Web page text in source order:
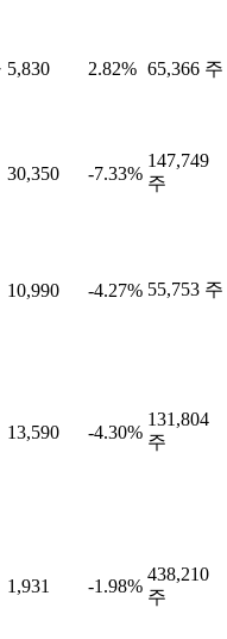
5,830 2.82% 65,366 주
30,350 -7.33%
147,749
주
10,990 -4.27% 55,753 주
13,590 -4.30%
131,804
주
1,931 -1.98%
438,210
주